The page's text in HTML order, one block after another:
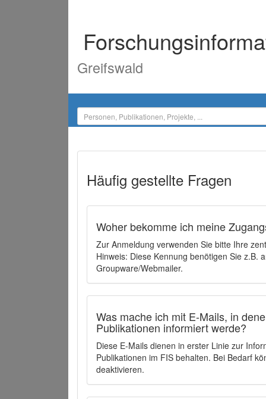
Greifswald
Häufig gestellte Fragen
Woher bekomme ich meine
Zur Anmeldung verwenden Sie bitte Ihre
Hinweis: Diese Kennung benötigen Sie z.B.
Groupware/Webmailer.
Was mache ich mit E-Mails, in
Publikationen informiert werde?
Diese E-Mails dienen in erster Linie zur
Publikationen im FIS behalten. Bei Bedarf
deaktivieren.